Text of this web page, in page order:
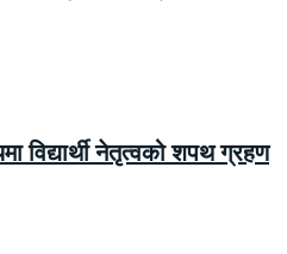
विद्यार्थी नेतृत्वको शपथ ग्रहण